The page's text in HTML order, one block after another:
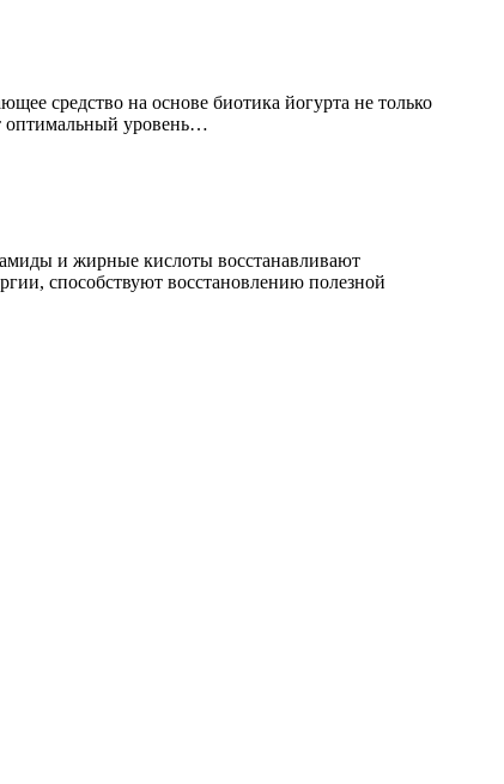
средство на основе биотика йогурта не только
оптимальный уровень…
и жирные кислоты восстанавливают
способствуют восстановлению полезной